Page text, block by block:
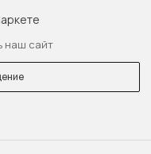
наш сайт